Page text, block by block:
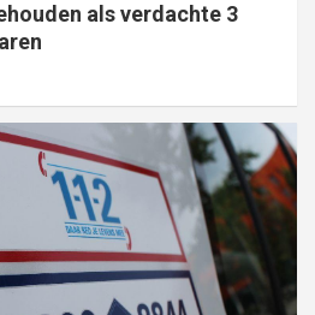
als verdachte 3